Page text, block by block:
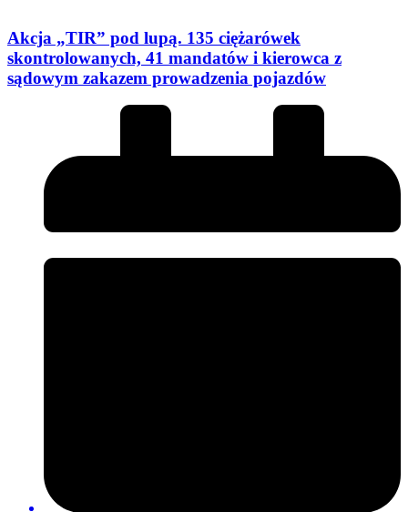
Akcja „TIR” pod lupą. 135 ciężarówek
skontrolowanych, 41 mandatów i kierowca z
sądowym zakazem prowadzenia pojazdów